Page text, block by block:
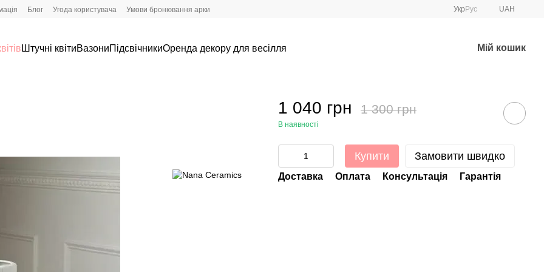
Блог Угода користувача Умови бронювання арки Укр Рус UAH
Штучні квітиВазониПідсвічникиОренда декору для весілля Мій кошик
1 040 грн 1 300 грн
В наявності
Купити Замовити швидко
Доставка Оплата Консультація Гарантія